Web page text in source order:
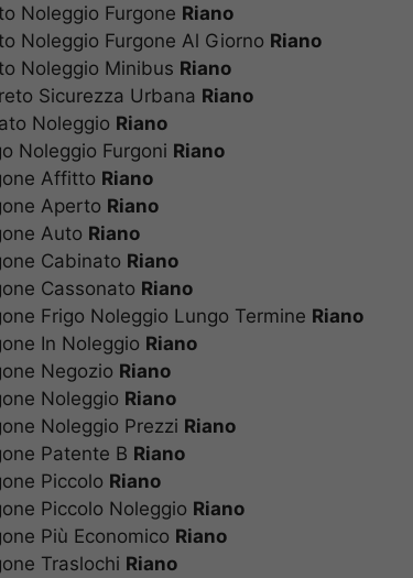
Noleggio Furgone Riano
Noleggio Furgone Al Giorno Riano
Noleggio Minibus Riano
Sicurezza Urbana Riano
Noleggio Riano
Noleggio Furgoni Riano
Affitto Riano
Aperto Riano
Auto Riano
Cabinato Riano
Cassonato Riano
Frigo Noleggio Lungo Termine Riano
In Noleggio Riano
Negozio Riano
Noleggio Riano
Noleggio Prezzi Riano
Patente B Riano
Piccolo Riano
Piccolo Noleggio Riano
Più Economico Riano
Traslochi Riano